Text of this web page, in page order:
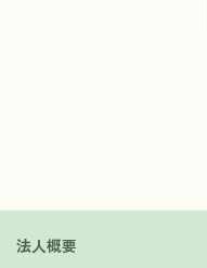
法人概要